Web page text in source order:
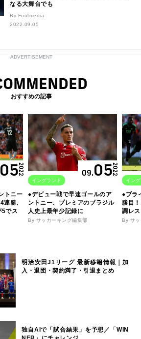
なる大舞台でも
By Footmedia
2022.09.05
ADVERTISEMENT
おすすめの記事
052022
トニー
勝、
5でス
09.052022
イングランド
●デビュー戦で早速ゴールのア
ントニー、プレミアのブラジル
人史上最年少記録に
By サッカーキング編集部
イン
●ブラ
勝目
調レ
By サ
明治安田J1リーグ 最新移籍情報｜加
入・退団・契約満了・引退まとめ
独自AIで「試合結果」を予想／「WIN